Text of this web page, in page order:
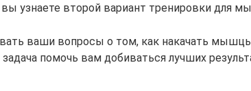
узнаете второй вариант тренировки для
ваши вопросы о том, как накачать
помочь вам добиваться лучших